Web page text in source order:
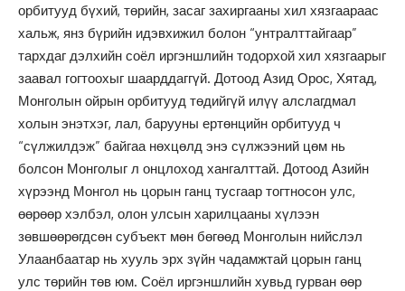
орбитууд бүхий, төрийн, засаг захиргааны хил хязгаараас
хальж, янз бүрийн идэвхижил болон “унтралттайгаар”
тархдаг дэлхийн соёл иргэншлийн тодорхой хил хязгаарыг
заавал гогтоохыг шаарддаггүй. Дотоод Азид Орос, Хятад,
Монголын ойрын орбитууд төдийгүй илүү алслагдмал
холын энэтхэг, лал, барууны ертөнцийн орбитууд ч
“сүлжилдэж” байгаа нөхцөлд энэ сүлжээний цөм нь
болсон Монголыг л онцлоход хангалттай. Дотоод Азийн
хүрээнд Монгол нь цорын ганц тусгаар тогтносон улс,
өөрөөр хэлбэл, олон улсын харилцааны хүлээн
зөвшөөрөгдсөн субъект мөн бөгөөд Монголын нийслэл
Улаанбаатар нь хууль эрх зүйн чадамжтай цорын ганц
улс төрийн төв юм. Соёл иргэншлийн хувьд гурван өөр